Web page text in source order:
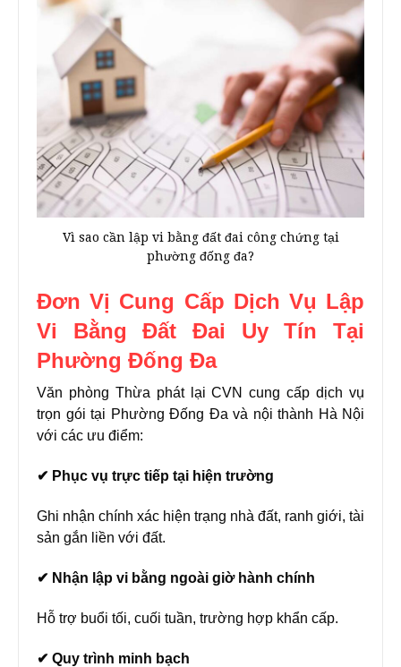
Vì sao cần lập vi bằng đất đai công chứng tại
phường đống đa?
Đơn Vị Cung Cấp Dịch Vụ Lập
Vi Bằng Đất Đai Uy Tín Tại
Phường Đống Đa
Văn phòng Thừa phát lại CVN cung cấp dịch vụ
trọn gói tại Phường Đống Đa và nội thành Hà Nội
với các ưu điểm:
✔ Phục vụ trực tiếp tại hiện trường
Ghi nhận chính xác hiện trạng nhà đất, ranh giới, tài
sản gắn liền với đất.
✔ Nhận lập vi bằng ngoài giờ hành chính
Hỗ trợ buổi tối, cuối tuần, trường hợp khẩn cấp.
✔ Quy trình minh bạch